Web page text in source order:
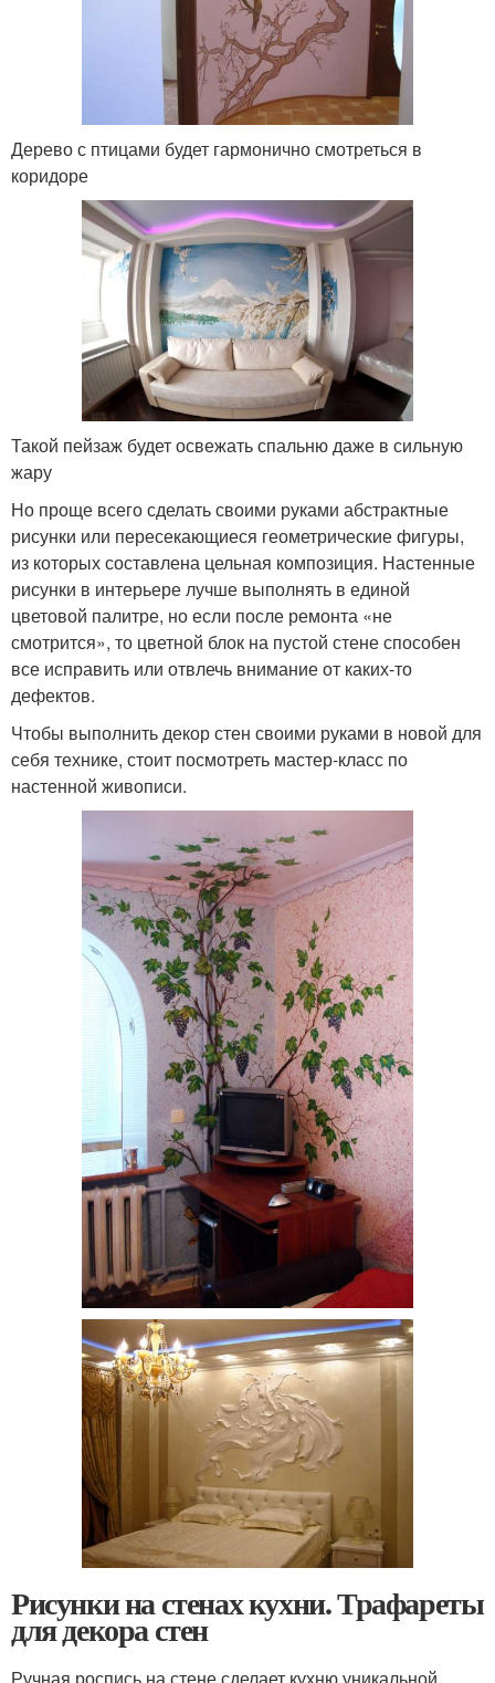
Дерево с птицами будет гармонично смотреться в
коридоре
Такой пейзаж будет освежать спальню даже в сильную
жару
Но проще всего сделать своими руками абстрактные
рисунки или пересекающиеся геометрические фигуры,
из которых составлена цельная композиция. Настенные
рисунки в интерьере лучше выполнять в единой
цветовой палитре, но если после ремонта «не
смотрится», то цветной блок на пустой стене способен
все исправить или отвлечь внимание от каких-то
дефектов.
Чтобы выполнить декор стен своими руками в новой для
себя технике, стоит посмотреть мастер-класс по
настенной живописи.
Рисунки на стенах кухни. Трафареты
для декора стен